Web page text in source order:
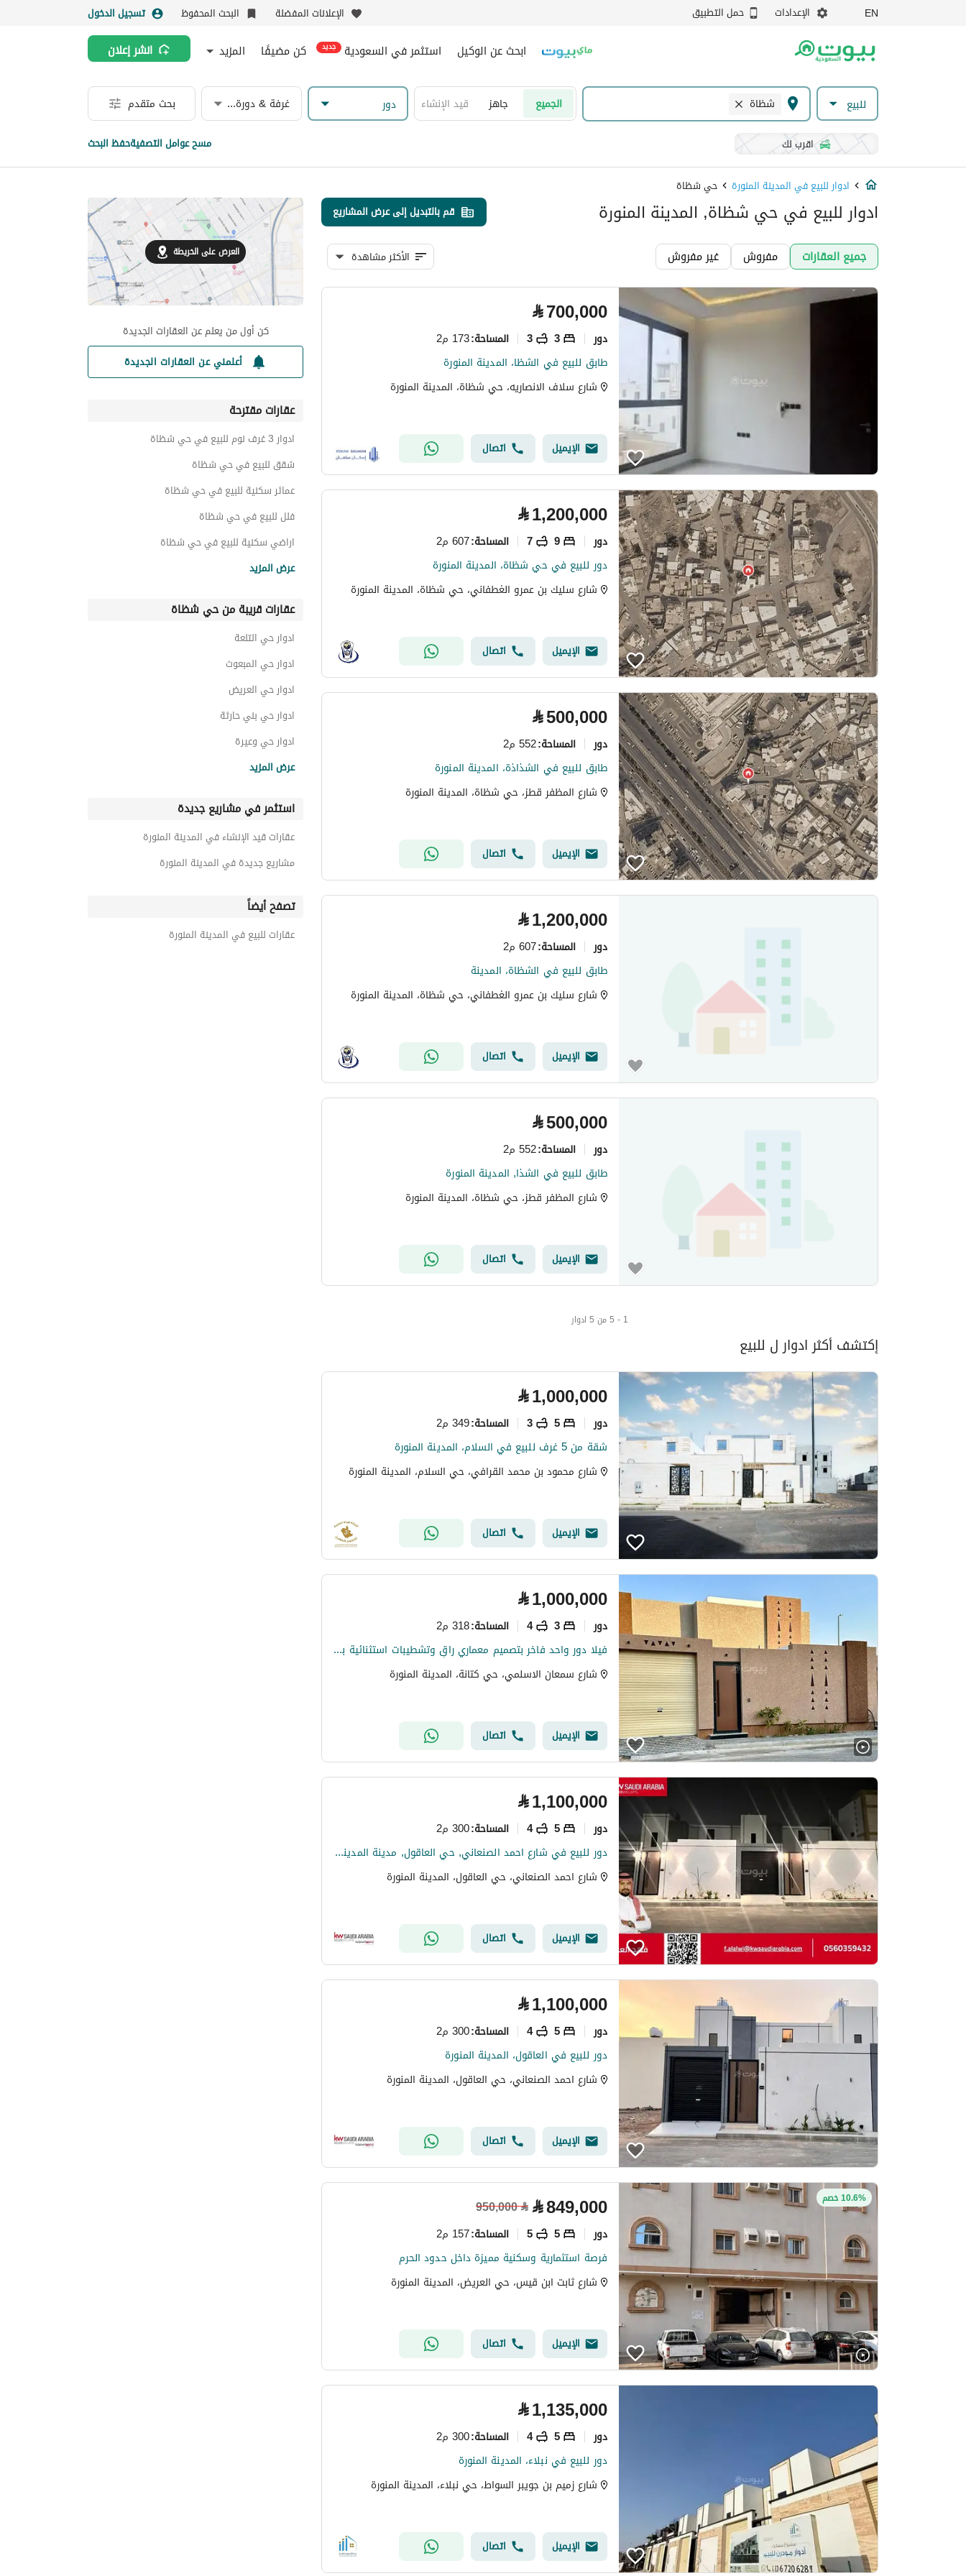
EN الإعدادات حمل التطبيق الإعلانات المفضلة البحث المحفوظ تسجيل الدخول
ابحث عن الوكيل استثمر في السعودية جديد كن مضيفًا المزيد انشر إعلان
للبيع شظاة الجميع جاهز قيد الإنشاء دور غرفة & دورة مياه بحث متقدم
اقرب لك مسح عوامل التصفيةحفظ البحث
ادوار للبيع في المدينة المنورة حي شظاة
ادوار للبيع في حي شظاة, المدينة المنورة قم بالتبديل إلى عرض المشاريع
جميع العقارات مفروش غير مفروش الأكثر مشاهدة
⃁700,000
دور 3
3 المساحة:173 م2
طابق للبيع في الشظا، المدينة المنورة
شارع سلاف الانصاريه، حي شظاة، المدينة المنورة
الإيميل اتصال
⃁1,200,000
دور 9
7 المساحة:607 م2
دور للبيع في حي شظاة، المدينة المنورة
شارع سليك بن عمرو الغطفاني، حي شظاة، المدينة المنورة
الإيميل اتصال
⃁500,000
دور المساحة:552 م2
طابق للبيع في الشذاذة، المدينة المنورة
شارع المظفر قطز، حي شظاة، المدينة المنورة
الإيميل اتصال
⃁1,200,000
دور المساحة:607 م2
طابق للبيع في الشظاة، المدينة
شارع سليك بن عمرو الغطفاني، حي شظاة، المدينة المنورة
الإيميل اتصال
⃁500,000
دور المساحة:552 م2
طابق للبيع في الشذا, المدينة المنورة
شارع المظفر قطز، حي شظاة، المدينة المنورة
الإيميل اتصال
1 - 5 من 5 ادوار
إكتشف أكثر ادوار ل للبيع
⃁1,000,000
دور 5
3 المساحة:349 م2
شقة من 5 غرف للبيع في السلام، المدينة المنورة
شارع محمود بن محمد القرافي، حي السلام، المدينة المنورة
الإيميل اتصال
⃁1,000,000
دور 3
4 المساحة:318 م2
فيلا دور واحد فاخر بتصميم معماري راقٍ وتشطيبات استثنائية بالمدينة حي كتانه
شارع سمعان الاسلمي، حي كتانة، المدينة المنورة
الإيميل اتصال
⃁1,100,000
دور 5
4 المساحة:300 م2
دور للبيع في شارع احمد الصنعاني, حي العاقول, مدينة المدينة المنورة, منطقة المدينة المنورة
شارع احمد الصنعاني، حي العاقول، المدينة المنورة
الإيميل اتصال
⃁1,100,000
دور 5
4 المساحة:300 م2
دور للبيع في العاقول، المدينة المنورة
شارع احمد الصنعاني، حي العاقول، المدينة المنورة
الإيميل اتصال
10.6% خصم ⃁849,000
⃁
950,000
دور 5
5 المساحة:157 م2
فرصة استثمارية وسكنية مميزة داخل حدود الحرم
شارع ثابت ابن قيس، حي العريض، المدينة المنورة
الإيميل اتصال
⃁1,135,000
دور 5
4 المساحة:300 م2
دور للبيع في نبلاء، المدينة المنورة
شارع زميم بن جويبر السواط، حي نبلاء، المدينة المنورة
الإيميل اتصال
العرض على الخريطة
كن أول من يعلم عن العقارات الجديدة
أعلمني عن العقارات الجديدة
عقارات مقترحة
ادوار 3 غرف نوم للبيع في حي شظاة
شقق للبيع في حي شظاة
عمائر سكنية للبيع في حي شظاة
فلل للبيع في حي شظاة
اراضي سكنية للبيع في حي شظاة
عرض المزيد
عقارات قريبة من حي شظاة
ادوار حي التلعة
ادوار حي المبعوث
ادوار حي العريض
ادوار حي بني حارثة
ادوار حي وعيرة
ادوار حي المطار
ادوار حي الدويمة
ادوار حي المغيسلة
عرض المزيد
استثمر في مشاريع جديدة
عقارات قيد الإنشاء في المدينة المنورة
مشاريع جديدة في المدينة المنورة
تصفح أيضاً
عقارات للبيع في المدينة المنورة